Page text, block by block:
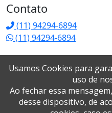
Contato
(11) 94294-6894
(11) 94294-6894
Usamos Cookies para
uso de
Ao fechar essa
desse dispositivo, de